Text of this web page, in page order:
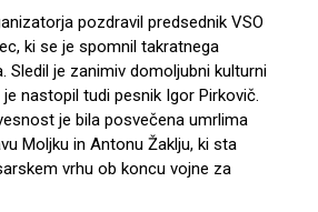
pozdravil predsednik VSO
ki se je spomnil takratnega
Sledil je zanimiv domoljubni kulturni
nastopil tudi pesnik Igor Pirkovič.
je bila posvečena umrlima
Moljku in Antonu Žaklju, ki sta
vrhu ob koncu vojne za